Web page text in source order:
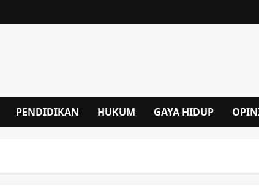
PENDIDIKAN HUKUM GAYA HIDUP